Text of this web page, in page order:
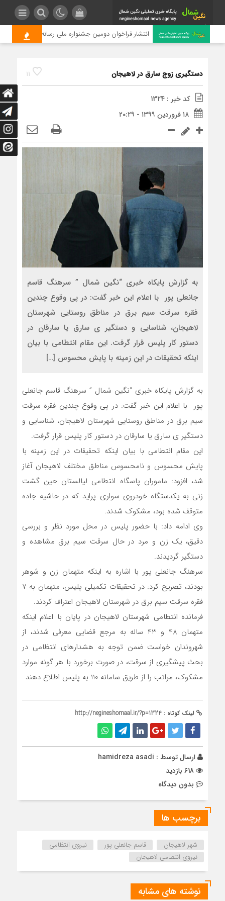
انتشار فراخوان دومین جشنواره ملی رسانه‌ای چای
11 دستگیری زوج سارق در لاهیجان
کد خبر : 1324
۱۸ فروردین ۱۳۹۹ - ۲۰:۲۹
به گزارش پایکاه خبری “نگین شمال ” سرهنگ قاسم
جانعلی پور با اعلام این خبر گفت: در پی وقوع چندین
فقره سرقت سیم برق در مناطق روستایی شهرستان
لاهیجان، شناسایی و دستگیر ی سارق یا سارقان در
دستور کار پلیس قرار گرفت. این مقام انتطامی با بیان
اینکه تحقیقات در این زمینه با پایش محسوس […]
به گزارش پایکاه خبری “نگین شمال ” سرهنگ قاسم جانعلی
پور با اعلام این خبر گفت: در پی وقوع چندین فقره سرقت
سیم برق در مناطق روستایی شهرستان لاهیجان، شناسایی و
دستگیر ی سارق یا سارقان در دستور کار پلیس قرار گرفت.
این مقام انتطامی با بیان اینکه تحقیقات در این زمینه با
پایش محسوس و نامحسوس مناطق مختلف لاهیجان آغاز
شد، افزود: ماموران پاسگاه انتطامی لیالستان حین گشت
زنی به یکدستگاه خودروی سواری پراید که در حاشیه جاده
متوقف شده بود، مشکوک شدند.
وی ادامه داد: با حضور پلیس در محل مورد نظر و بررسی
دقیق، یک زن و مرد در حال سرقت سیم برق مشاهده و
دستگیر گردیدند.
سرهنگ جانعلی پور با اشاره به اینکه متهمان زن و شوهر
بودند، تصریح کرد: در تحقیقات تکمیلی پلیس، متهمان به 7
فقره سرقت سیم برق در شهرستان لاهیجان اعتراف کردند.
فرمانده انتطامی شهرستان لاهیجان در پایان با اعلام اینکه
متهمان 48 و 43 ساله به مرجع قضایی معرفی شدند، از
شهروندان خواست ضمن توجه به هشدارهای انتظامی در
بحث پیشگیری از سرقت، در صورت برخورد با هر گونه موارد
مشکوک، مراتب را از طریق سامانه 110 به پلیس اطلاع دهند
لینک کوتاه : http://negineshomaal.ir/?p=1324
ارسال توسط : hamidreza asadi
بدون دیدگاه
برچسب ها
شهر لاهیجان قاسم جانعلی پور
نیروی انتظامی
نیروی انتظامی لاهیجان
نوشته های مشابه